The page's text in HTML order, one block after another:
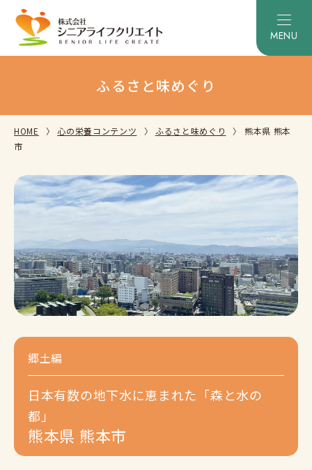
ふるさと味めぐり
HOME 心の栄養コンテンツ ふるさと味めぐり
熊本県 熊本
市
郷土編
日本有数の地下水に恵まれた「森と水の
都」
熊本県 熊本市